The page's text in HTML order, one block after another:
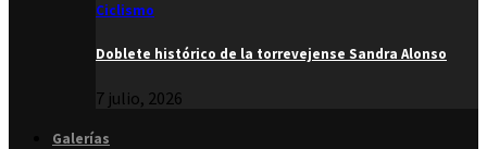
Ciclismo
Doblete histórico de la torrevejense Sandra Alonso
7 julio, 2026
Galerías